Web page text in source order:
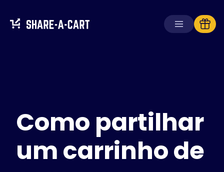
Para consumidores
Para escolas
Para empresas
Como partilhar
um carrinho de